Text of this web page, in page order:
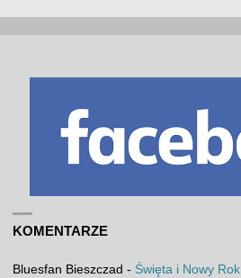
KOMENTARZE
Bluesfan Bieszczad - Święta i Nowy Rok